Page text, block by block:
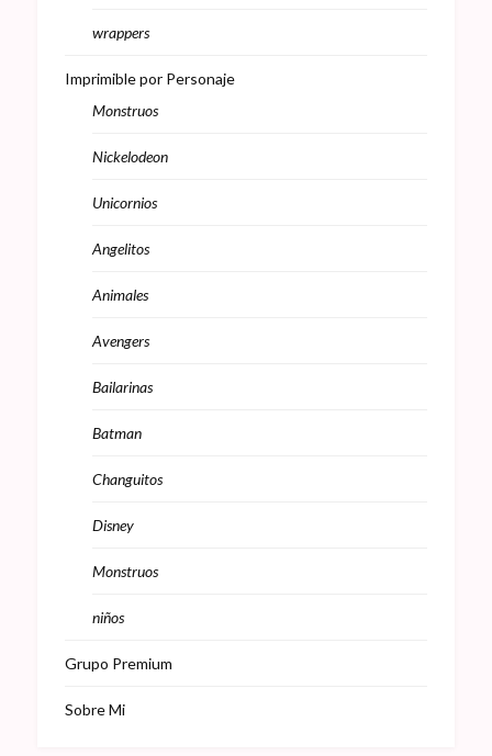
wrappers
Imprimible por Personaje
Monstruos
Nickelodeon
Unicornios
Angelitos
Animales
Avengers
Bailarinas
Batman
Changuitos
Disney
Monstruos
niños
Grupo Premium
Sobre Mi